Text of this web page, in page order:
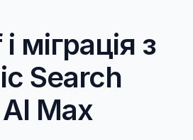
міграція з
Search
Max